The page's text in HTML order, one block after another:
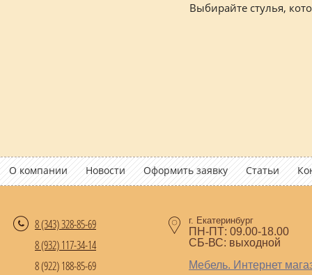
Выбирайте стулья,
О компании Новости Оформить заявку Статьи
8 (343)328-85-69
8 (932) 117-34-14
8 (922) 188-85-69
г. Екатеринбург
ПН-ПТ: 09.00-18.00
СБ-ВС: выходной
Мебель. Интернет